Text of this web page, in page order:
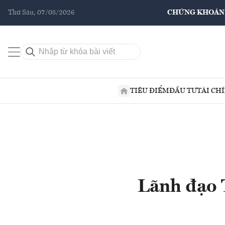
Thứ Sáu, 07/08/2026 CHỨNG KHOÁN
TIÊU ĐIỂMĐẦU TƯTÀI
Lãnh đạo